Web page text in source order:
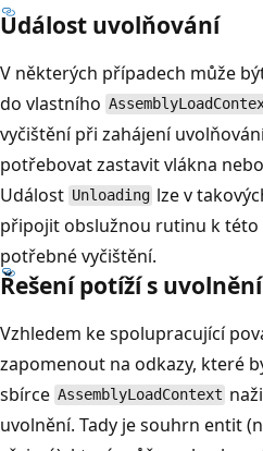
Událost uvolňování
V některých případech může
do vlastního
vyčištění při zahájení
potřebovat zastavit vlákna
Událost Unloading lze v
připojit obslužnou rutinu k
potřebné vyčištění.
Řešení potíží s
Vzhledem ke spolupracující
zapomenout na odkazy, které
sbírce AssemblyLoadContext
uvolnění. Tady je souhrn entit